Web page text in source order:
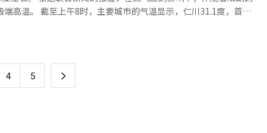
，而小学阶段形成的语言习惯，很可能一直延续到中学乃至成
使教师试图纠正，也往往收效有限。 这些仇恨表达究竟
断能力的未成年人而言，他们
的界限，而更容易将这些表达视为网络流行文化的一部分进行模
川31.1度，首尔
邱27.7度，大田27.5度等，西部地区的气温已超过30度或接近30
4 5 下